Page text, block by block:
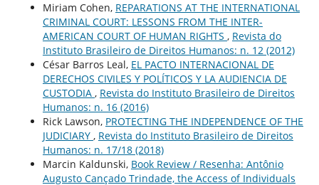
Miriam Cohen, REPARATIONS AT THE INTERNATIONAL
CRIMINAL COURT: LESSONS FROM THE INTER-
AMERICAN COURT OF HUMAN RIGHTS , Revista do
Instituto Brasileiro de Direitos Humanos: n. 12 (2012)
César Barros Leal, EL PACTO INTERNACIONAL DE
DERECHOS CIVILES Y POLÍTICOS Y LA AUDIENCIA DE
CUSTODIA , Revista do Instituto Brasileiro de Direitos
Humanos: n. 16 (2016)
Rick Lawson, PROTECTING THE INDEPENDENCE OF THE
JUDICIARY , Revista do Instituto Brasileiro de Direitos
Humanos: n. 17/18 (2018)
Marcin Kaldunski, Book Review / Resenha: Antônio
Augusto Cançado Trindade, the Access of Individuals